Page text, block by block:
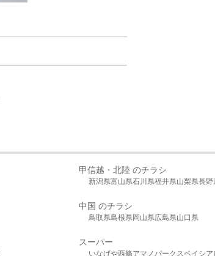
甲信越・北陸 のチラシ
新潟県富山県石川県福井県山梨県長野
中国 のチラシ
鳥取県島根県岡山県広島県山口県
スーパー
いなげや西條アマノパークスベイシア